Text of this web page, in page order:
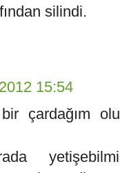
silindi.
15:54
çardağım